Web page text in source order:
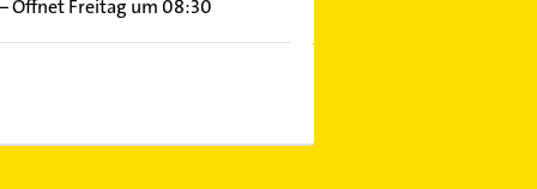
Öffnet Freitag um 08:30